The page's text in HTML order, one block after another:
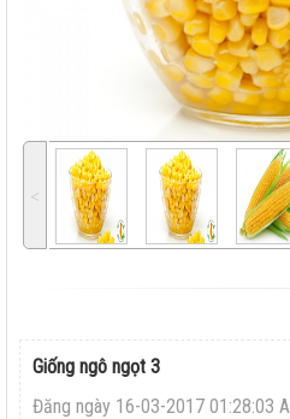
˂
Giống ngô ngọt 3
Đăng ngày 16-03-2017 01:28:03